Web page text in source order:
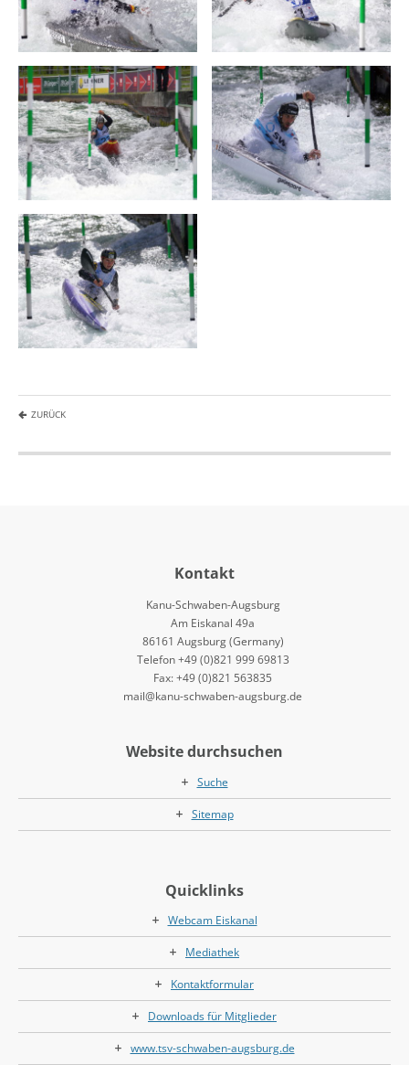
ZURÜCK
Kontakt
Kanu-Schwaben-Augsburg
Am Eiskanal 49a
86161 Augsburg (Germany)
Telefon +49 (0)821 999 69813
Fax: +49 (0)821 563835
mail@kanu-schwaben-augsburg.de
Website durchsuchen
Suche
Sitemap
Quicklinks
Webcam Eiskanal
Mediathek
Kontaktformular
Downloads für Mitglieder
www.tsv-schwaben-augsburg.de